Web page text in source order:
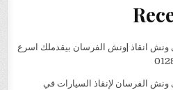
ونش انقاذ |ونش الفرسان بيقدملك اسرع
ونش الفرسان لإنقاذ السيارات في